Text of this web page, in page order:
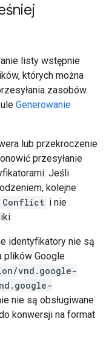
listy wstępnie
których można
zasobów.
Generowanie
lub przekroczenie
przesyłanie
Jeśli
kolejne
Conflict i nie
identyfikatory nie są
plików Google
vnd.google-
nie są obsługiwane
konwersji na format